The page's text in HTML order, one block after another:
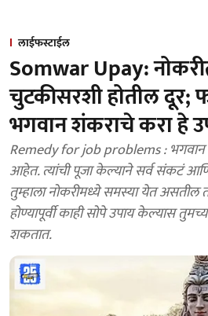
लाईफस्टाईल
Somwar Upay:
चुटकीसरशी होतील दूर;
भगवान शंकराचे करा हे
Remedy for job problems : भगवान
आहेत. त्यांची पूजा केल्याने सर्व संकटं
तुम्हाला नोकरीमध्ये समस्या येत असतील
होण्यापूर्वी काही सोपे उपाय केल्यास
शकतात.